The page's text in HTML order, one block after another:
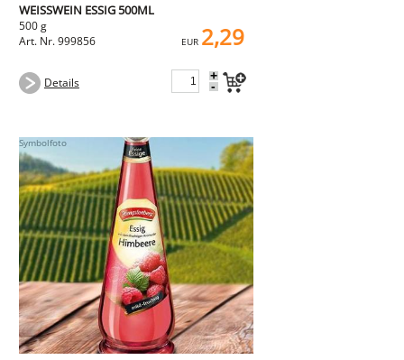
WEISSWEIN ESSIG 500ML
500 g
Art. Nr. 999856
EUR 2,29
Details +
-